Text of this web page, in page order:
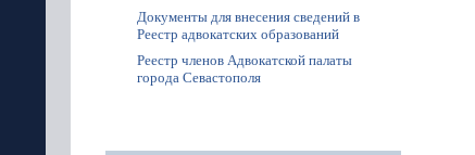
Документы для внесения сведений в
Реестр адвокатских образований
Реестр членов Адвокатской палаты
города Севастополя